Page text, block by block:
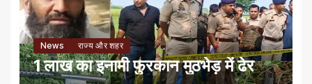
News राज्य और शहर
1 लाख का इनामी फुरकान मुठभेड़ में ढेर